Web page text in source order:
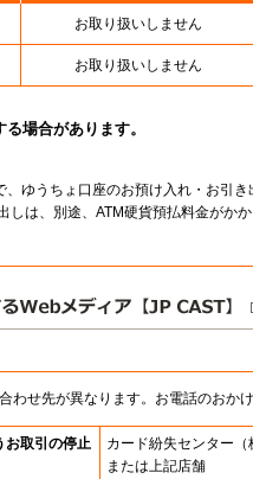
お取り扱いしません
お取り扱いしません
場合があります。
ゆうちょ口座のお預け入れ・お引き
は、別途、ATM硬貨預払料金がかか
せ先が異なります。お電話のおか
お取引の停止 カード紛失センター
または上記店舗